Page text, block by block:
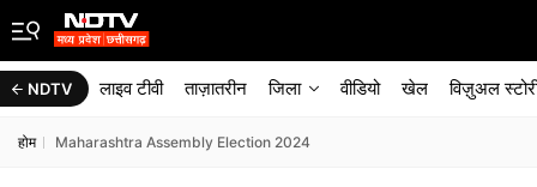
NDTV लाइव टीवी ताज़ातरीन जिला वीडियो खेल विज़ुअल
होम Maharashtra Assembly Election 2024